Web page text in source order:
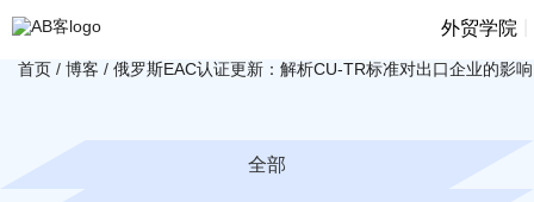
外贸学院
首页 / 博客 / 俄罗斯EAC认证更新：解析CU-TR标准对出口企业的影响
全部